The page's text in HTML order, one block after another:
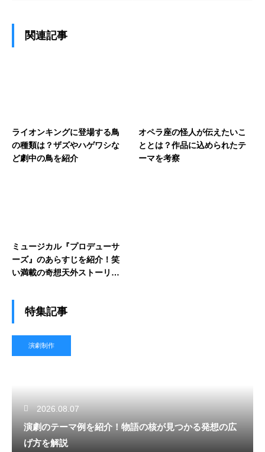
関連記事
ライオンキングに登場する鳥
の種類は？ザズやハゲワシな
ど劇中の鳥を紹介
オペラ座の怪人が伝えたいこ
ととは？作品に込められたテ
ーマを考察
ミュージカル『プロデューサ
ーズ』のあらすじを紹介！笑
い満載の奇想天外ストーリー
特集記事
演劇制作
2026.08.07
演劇のテーマ例を紹介！物語の核が見つかる発想の広
げ方を解説